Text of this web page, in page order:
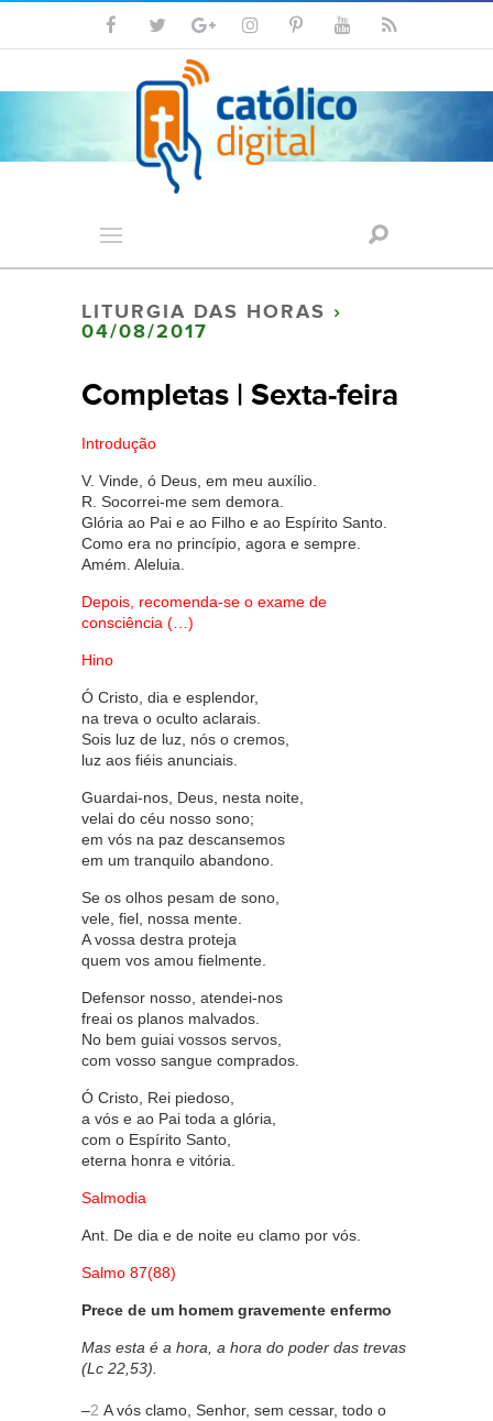
LITURGIA DAS HORAS ›
04/08/2017
Completas | Sexta-feira
Introdução
V. Vinde, ó Deus, em meu auxílio.
R. Socorrei-me sem demora.
Glória ao Pai e ao Filho e ao Espírito Santo.
Como era no princípio, agora e sempre.
Amém. Aleluia.
Depois, recomenda-se o exame de
consciência (…)
Hino
Ó Cristo, dia e esplendor,
na treva o oculto aclarais.
Sois luz de luz, nós o cremos,
luz aos fiéis anunciais.
Guardai-nos, Deus, nesta noite,
velai do céu nosso sono;
em vós na paz descansemos
em um tranquilo abandono.
Se os olhos pesam de sono,
vele, fiel, nossa mente.
A vossa destra proteja
quem vos amou fielmente.
Defensor nosso, atendei-nos
freai os planos malvados.
No bem guiai vossos servos,
com vosso sangue comprados.
Ó Cristo, Rei piedoso,
a vós e ao Pai toda a glória,
com o Espírito Santo,
eterna honra e vitória.
Salmodia
Ant. De dia e de noite eu clamo por vós.
Salmo 87(88)
Prece de um homem gravemente enfermo
Mas esta é a hora, a hora do poder das trevas
(Lc 22,53).
–2 A vós clamo, Senhor, sem cessar, todo o